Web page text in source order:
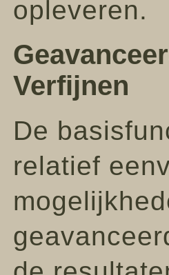
opleveren.
Verfijnen
De
relatief